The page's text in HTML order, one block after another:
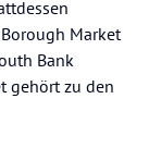
Market
Bank
gehört zu den